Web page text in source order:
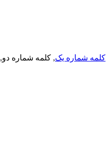
کلمه شماره یک, کلمه شماره دو,